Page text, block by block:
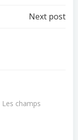
Next post
Les champs